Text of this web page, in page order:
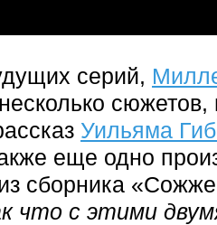
серий,
Уильяма
еще одно
сборника
что с этими